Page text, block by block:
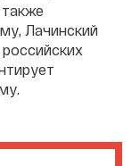
Лачинский